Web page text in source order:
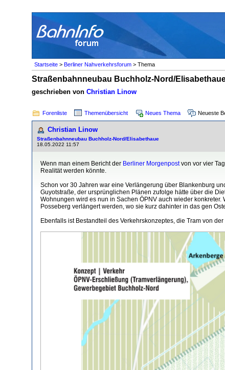
Startseite > Berliner Nahverkehrsforum > Thema
Straßenbahnneubau Buchholz-Nord/
geschrieben von Christian Linow
Forenliste Themenübersicht Neues Thema Neueste
Christian Linow
Straßenbahnneubau Buchholz-Nord/Elisabethaue
18.05.2022 11:57
Wenn man einem Bericht der Berliner Morgenpostvon vor vier
Realität werden könnte.
Schon vor 30 Jahren war eine Verlängerung über Blankenburg
Guyotstraße, der ursprünglichen Plänen zufolge hätte über die
Wohnungen wird es nun in Sachen ÖPNV auch wieder
Posseberg verlängert werden, wo sie kurz dahinter in das gen
Ebenfalls ist Bestandteil des Verkehrskonzeptes, die Tram von